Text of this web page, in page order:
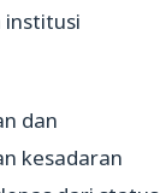
institusi
dan
kesadaran